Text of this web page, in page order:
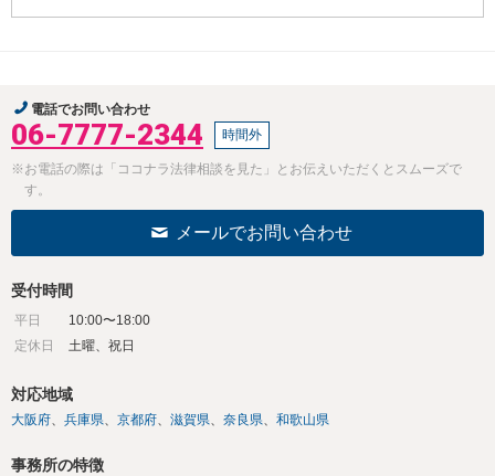
電話でお問い合わせ
06-7777-2344 時間外
※お電話の際は「ココナラ法律相談を見た」とお伝えいただくとスムーズで
す。
メールでお問い合わせ
受付時間
平日
10:00〜18:00
定休日
土曜、祝日
対応地域
大阪府 兵庫県 京都府 滋賀県 奈良県 和歌山県
事務所の特徴